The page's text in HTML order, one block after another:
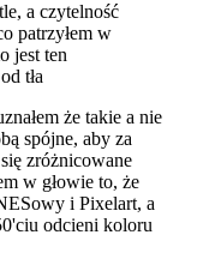
a czytelność
patrzyłem w
jest ten
tła
że takie a nie
spójne, aby za
zróżnicowane
w głowie to, że
i Pixelart, a
odcieni koloru